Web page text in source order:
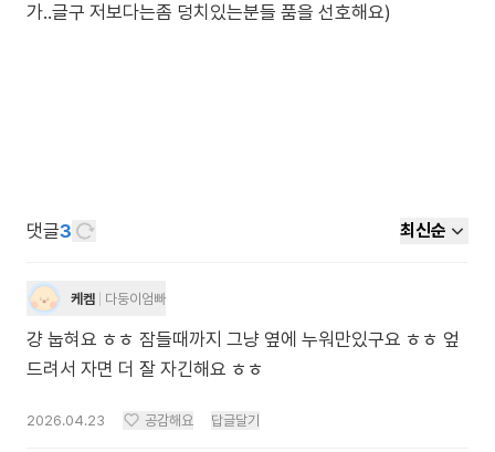
가..글구 저보다는좀 덩치있는분들 품을 선호해요)
댓글3 최신순
케켐 다둥이엄빠
걍 눕혀요 ㅎㅎ 잠들때까지 그냥 옆에 누워만있구요 ㅎㅎ 엎
드려서 자면 더 잘 자긴해요 ㅎㅎ
2026.04.23 공감해요 답글달기